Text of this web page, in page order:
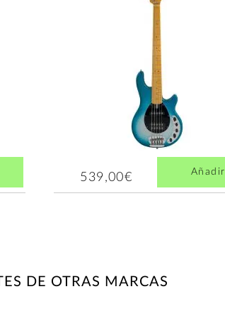
539,00€ Añadir
DE OTRAS MARCAS